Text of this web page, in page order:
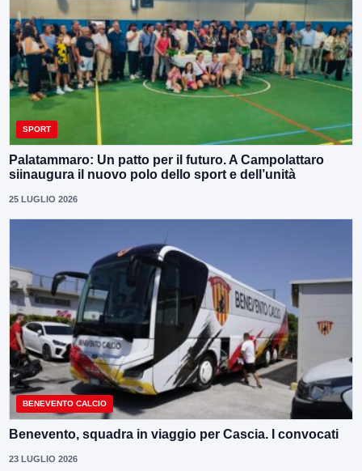
SPORT
Palatammaro: Un patto per il futuro. A Campolattaro
siinaugura il nuovo polo dello sport e dell’unità
25 LUGLIO 2026
BENEVENTO CALCIO
Benevento, squadra in viaggio per Cascia. I convocati
23 LUGLIO 2026